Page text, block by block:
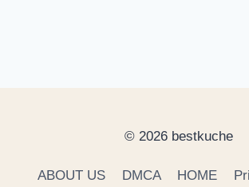
© 2026 bestkuche
ABOUT US DMCA HOME